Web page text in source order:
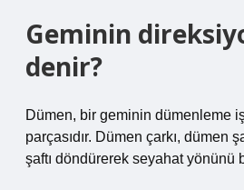
Geminin
denir?
Dümen, bir geminin dümenleme
parçasıdır. Dümen çarkı, dümen
şaftı döndürerek seyahat yönünü